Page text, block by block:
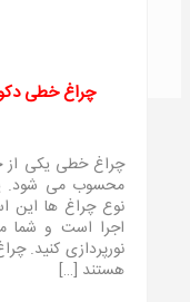
چراغ خطی
چراغ خطی یکی از
محسوب می شود.
نوع چراغ ها این
اجرا است و شما
نورپردازی کنید.
هستند […]